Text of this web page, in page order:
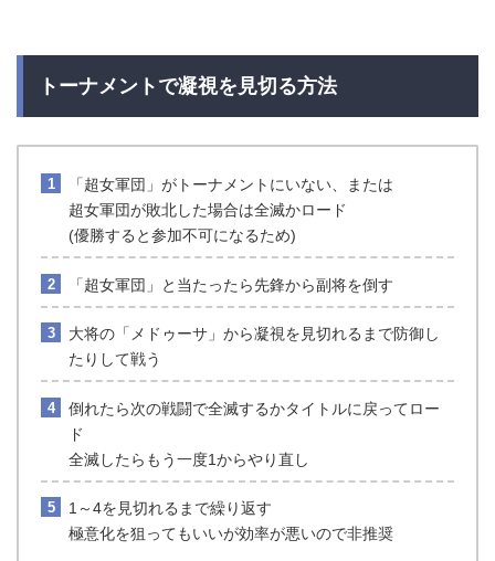
トーナメントで凝視を見切る方法
「超女軍団」がトーナメントにいない、または
超女軍団が敗北した場合は全滅かロード
(優勝すると参加不可になるため)
「超女軍団」と当たったら先鋒から副将を倒す
大将の「メドゥーサ」から凝視を見切れるまで防御し
たりして戦う
倒れたら次の戦闘で全滅するかタイトルに戻ってロー
ド
全滅したらもう一度1からやり直し
1～4を見切れるまで繰り返す
極意化を狙ってもいいが効率が悪いので非推奨